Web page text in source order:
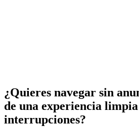
¿Quieres navegar sin
de una experiencia
interrupciones?